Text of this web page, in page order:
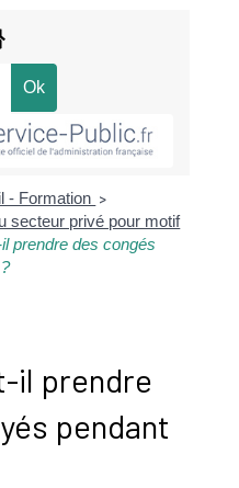
- Formation >
secteur privé pour motif
prendre des congés
il prendre
pendant